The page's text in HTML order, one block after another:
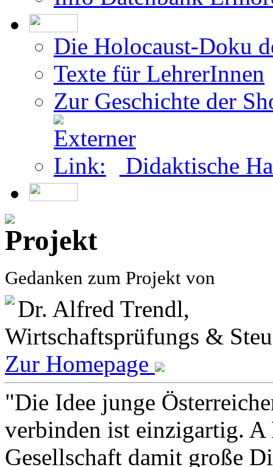
Teilnahme als
Info Datenbank
Die Holocaust-Doku
Texte für LehrerInnen
Zur Geschichte der
Gedanken zum Projekt von
Dr. Alfred Trendl,
Wirtschaftsprüfungs &
Zur Homepage